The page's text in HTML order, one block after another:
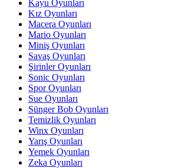
Kayu Oyunları
Kız Oyunları
Macera Oyunları
Mario Oyunları
Miniş Oyunları
Savaş Oyunları
Şirinler Oyunları
Sonic Oyunları
Spor Oyunları
Sue Oyunları
Sünger Bob Oyunları
Temizlik Oyunları
Winx Oyunları
Yarış Oyunları
Yemek Oyunları
Zeka Oyunları